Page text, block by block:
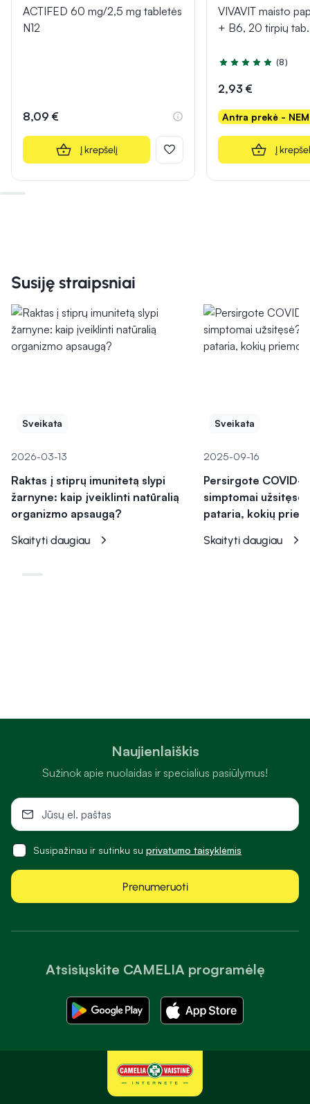
ACTIFED 60 mg/2,5 mg tabletės
N12
8,09 €
Į krepšelį
VIVAVIT maisto
+ B6, 20 tirpių tab.
Įvertinimas 4.9 iš 5
(8)
2,93 €
Antra prekė -
Į
Susiję straipsniai
Sveikata
2026-03-13
Raktas į stiprų imunitetą slypi
žarnyne: kaip įveiklinti natūralią
organizmo apsaugą?
Skaityti daugiau
Sveikata
2025-09-16
Persirgote COVID-
simptomai
pataria, kokių
Skaityti daugiau
Atsisiųskite CAMELIA programėlę
Naujienlaiškis
Sužinok apie nuolaidas ir specialius pasiūlymus!
Susipažinau ir sutinku su privatumo taisyklėmis
Prenumeruoti